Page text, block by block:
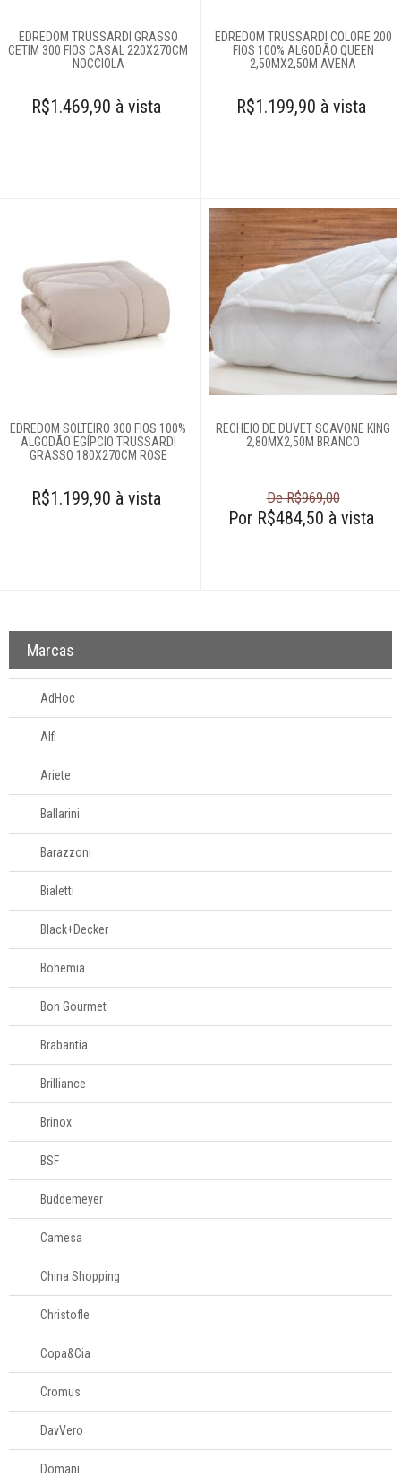
EDREDOM TRUSSARDI GRASSO
CETIM 300 FIOS CASAL 220X270CM
NOCCIOLA
R$1.469,90 à vista
EDREDOM TRUSSARDI COLORE 200
FIOS 100% ALGODÃO QUEEN
2,50MX2,50M AVENA
R$1.199,90 à vista
EDREDOM SOLTEIRO 300 FIOS 100%
ALGODÃO EGÍPCIO TRUSSARDI
GRASSO 180X270CM ROSE
R$1.199,90 à vista
RECHEIO DE DUVET SCAVONE KING
2,80MX2,50M BRANCO
De R$969,00
Por R$484,50 à vista
Marcas
AdHoc
Alfi
Ariete
Ballarini
Barazzoni
Bialetti
Black+Decker
Bohemia
Bon Gourmet
Brabantia
Brilliance
Brinox
BSF
Buddemeyer
Camesa
China Shopping
Christofle
Copa&Cia
Cromus
DavVero
Domani